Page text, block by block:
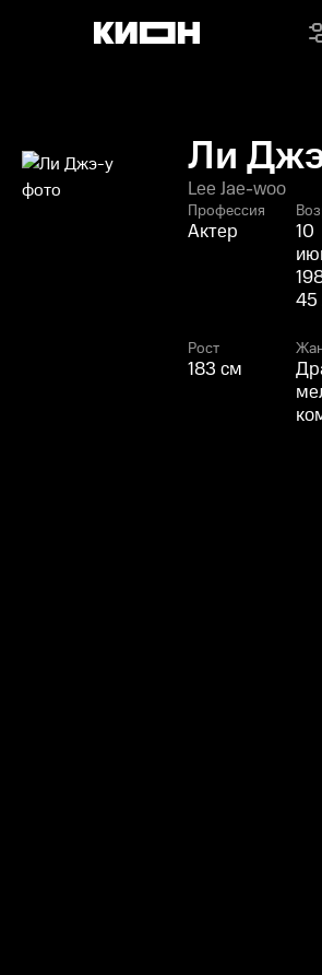
Ли
Lee Jae-woo
Профессия
Актер
10
45
Рост
183 см